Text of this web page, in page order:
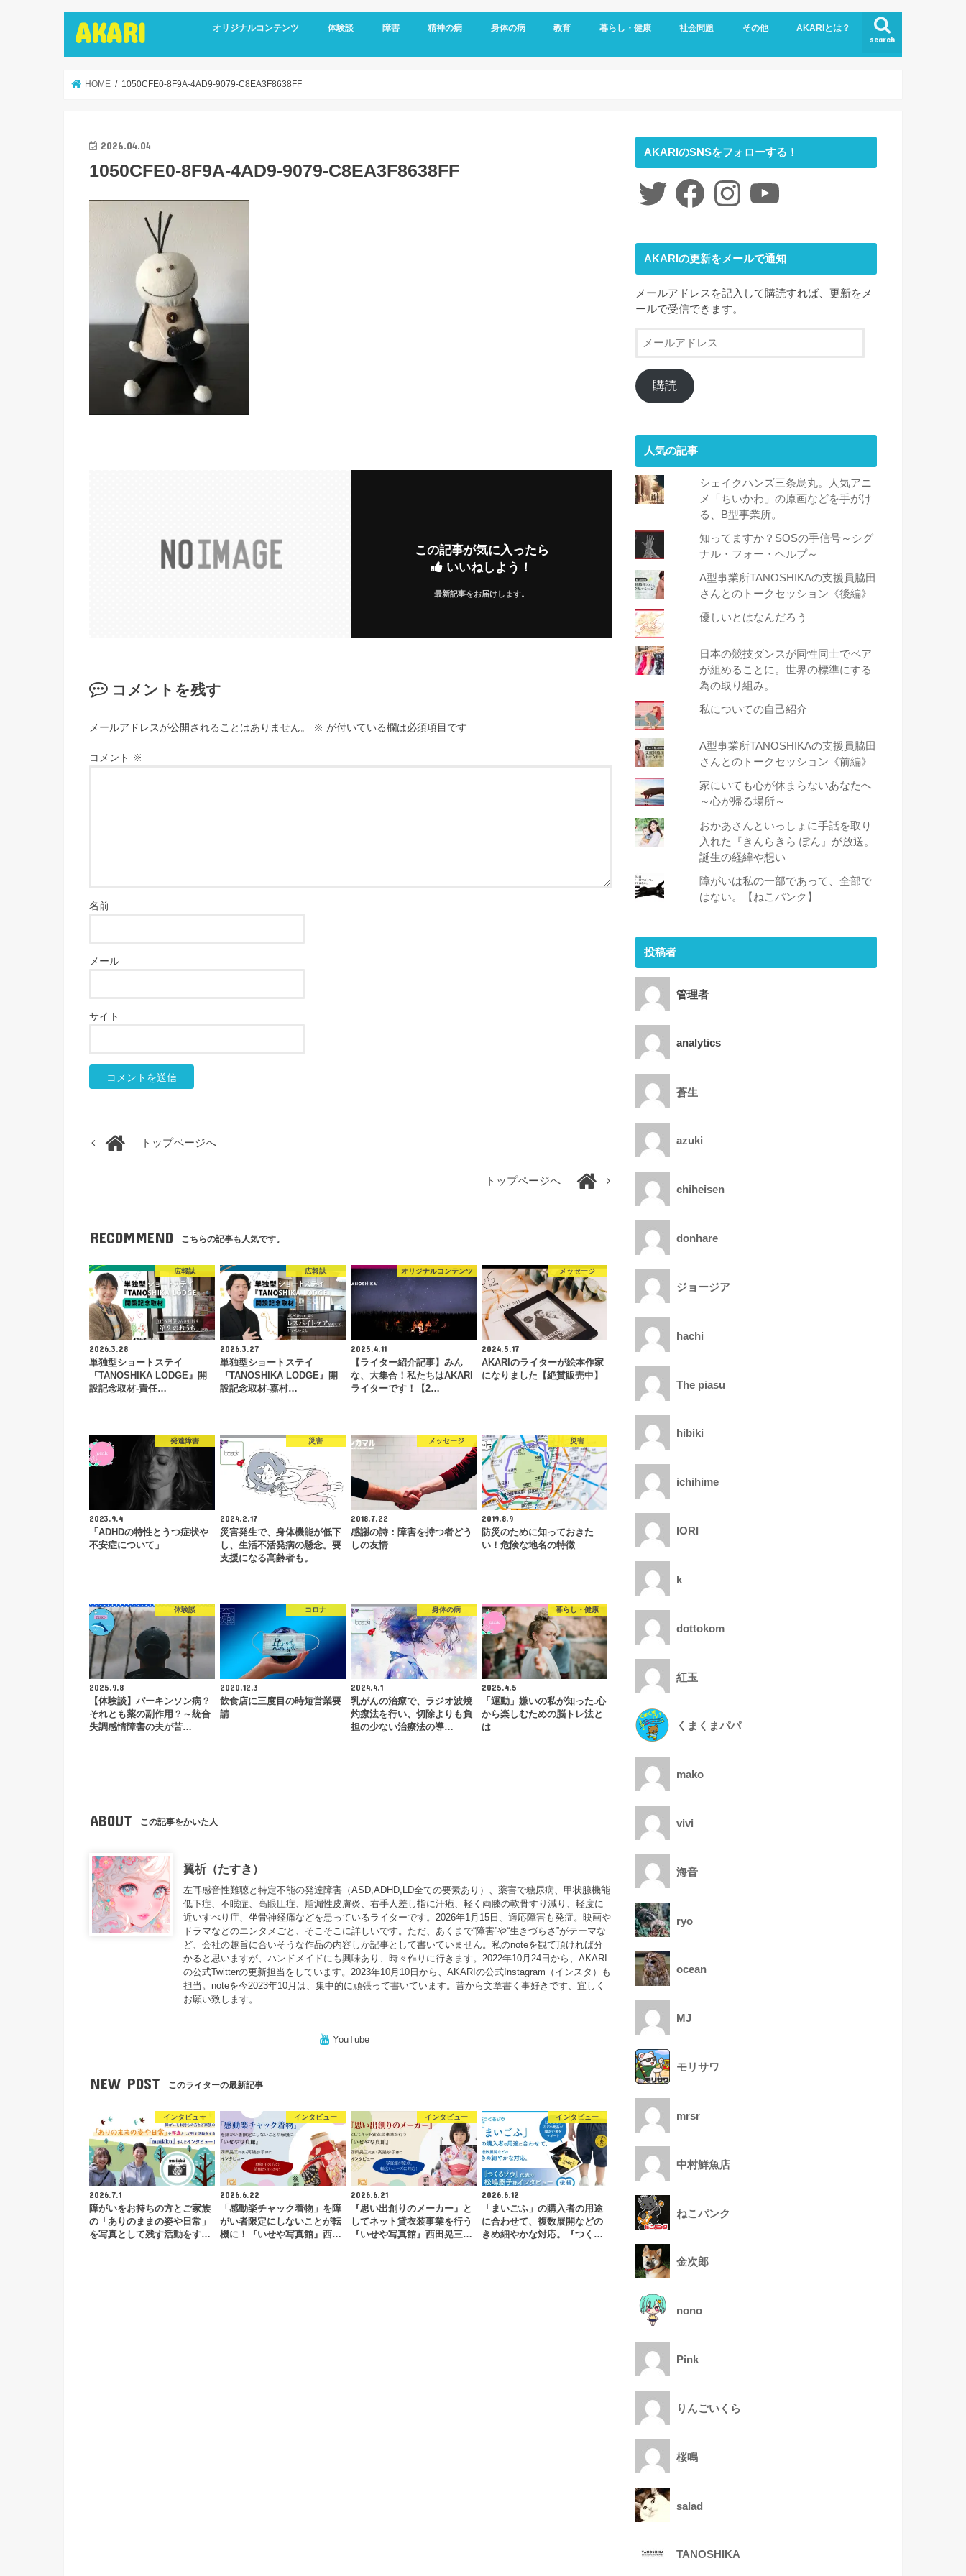
AKARI search
オリジナルコンテンツ
インタビュー
ライターズインタビュー
リカバリーストーリーズ
広報誌
体験談
メッセージ
障害
視覚障害
聴覚障害
発達障害
知的障害
障害年金
障害者雇用
精神の病
うつ病
双極性障害
統合失調症
パニック障害
不安神経症
依存症
適応障害
身体の病
アレルギー
頭痛
ダウン症
がん
リウマチ
更年期障害
内臓の病気
整形外科の病気
脳・心臓の病気
糖尿病
その他の身体の病
教育
子育て
暮らし・健康
予防
女性特有の悩み
睡眠
社会問題
社会福祉
LGBTQ
コロナ
ジェンダー
ニュース
介護
時事ネタ
災害
社会学
その他
アート
ファッション
夢
心理学
書評
AKARIとは？
お問い合わせ
サイトマップ
会社概要
HOME 1050CFE0-8F9A-4AD9-9079-C8EA3F8638FF
2026.04.04
1050CFE0-8F9A-4AD9-9079-C8EA3F8638FF
この記事が気に入ったら
いいねしよう！
最新記事をお届けします。
コメントを残す
メールアドレスが公開されることはありません。 ※ が付いている欄は必須項目です
コメント ※
名前
メール
サイト
トップページへ
トップページへ
RECOMMEND こちらの記事も人気です。
広報誌
2026.3.28
単独型ショートステイ
『TANOSHIKA LODGE』開
設記念取材-責任…
広報誌
2026.3.27
単独型ショートステイ
『TANOSHIKA LODGE』開
設記念取材-嘉村…
オリジナルコンテンツ
2025.4.11
【ライター紹介記事】みん
な、大集合！私たちはAKARI
ライターです！【2…
メッセージ
2024.5.17
AKARIのライターが絵本作家
になりました【絶賛販売中】
発達障害
2023.9.4
「ADHDの特性とうつ症状や
不安症について」
災害
2024.2.17
災害発生で、身体機能が低下
し、生活不活発病の懸念。要
支援になる高齢者も。
メッセージ
2018.7.22
感謝の詩：障害を持つ者どう
しの友情
災害
2019.8.9
防災のために知っておきた
い！危険な地名の特徴
体験談
2025.9.8
【体験談】パーキンソン病？
それとも薬の副作用？～統合
失調感情障害の夫が苦…
コロナ
2020.12.3
飲食店に三度目の時短営業要
請
身体の病
2024.4.1
乳がんの治療で、ラジオ波焼
灼療法を行い、切除よりも負
担の少ない治療法の導…
暮らし・健康
2025.4.5
「運動」嫌いの私が知った₋心
から楽しむための脳トレ法と
は
ABOUT この記事をかいた人
翼祈（たすき）
左耳感音性難聴と特定不能の発達障害（ASD,ADHD,LD全ての要素あり）、薬害で糖尿病、甲状腺機能
低下症、不眠症、高眼圧症、脂漏性皮膚炎、右手人差し指に汗疱、軽く両膝の軟骨すり減り、軽度に
近いすべり症、坐骨神経痛などを患っているライターです。2026年1月15日、適応障害も発症。映画や
ドラマなどのエンタメごと、そこそこに詳しいです。ただ、あくまで“障害”や“生きづらさ”がテーマな
ど、会社の趣旨に合いそうな作品の内容しか記事として書いていません。私のnoteを観て頂ければ分
かると思いますが、ハンドメイドにも興味あり、時々作りに行きます。2022年10月24日から、AKARI
の公式Twitterの更新担当をしています。2023年10月10日から、AKARIの公式Instagram（インスタ）も
担当。noteを今2023年10月は、集中的に頑張って書いています。昔から文章書く事好きです、宜しく
お願い致します。
YouTube
NEW POST このライターの最新記事
インタビュー
2026.7.1
障がいをお持ちの方とご家族
の「ありのままの姿や日常」
を写真として残す活動をす…
インタビュー
2026.6.22
「感動楽チャック着物」を障
がい者限定にしないことが転
機に！『いせや写真館』西…
インタビュー
2026.6.21
『思い出創りのメーカー』と
してネット貸衣装事業を行う
『いせや写真館』西田晃三…
インタビュー
2026.6.12
「まいごふ」の購入者の用途
に合わせて、複数展開などの
きめ細やかな対応。『つく…
AKARIのSNSをフォローする！
Twitter FacebookInstagramYouTube
AKARIの更新をメールで通知
メールアドレスを記入して購読すれば、更新をメ
ールで受信できます。
ー
ア
ド
購読
人気の記事
シェイクハンズ三条烏丸。人気アニ
メ「ちいかわ」の原画などを手がけ
る、B型事業所。
知ってますか？SOSの手信号～シグ
ナル・フォー・ヘルプ～
A型事業所TANOSHIKAの支援員脇田
さんとのトークセッション《後編》
優しいとはなんだろう
日本の競技ダンスが同性同士でペア
が組めることに。世界の標準にする
為の取り組み。
私についての自己紹介
A型事業所TANOSHIKAの支援員脇田
さんとのトークセッション《前編》
家にいても心が休まらないあなたへ
～心が帰る場所～
おかあさんといっしょに手話を取り
入れた『きんらきら ぽん』が放送。
誕生の経緯や想い
障がいは私の一部であって、全部で
はない。【ねこパンク】
投稿者
管理者
analytics
蒼生
azuki
chiheisen
donhare
ジョージア
hachi
The piasu
hibiki
ichihime
IORI
k
dottokom
紅玉
くまくまパパ
mako
vivi
海音
ryo
ocean
MJ
モリサワ
mrsr
中村鮮魚店
ねこパンク
金次郎
nono
Pink
りんごいくら
桜鳴
salad
TANOSHIKA